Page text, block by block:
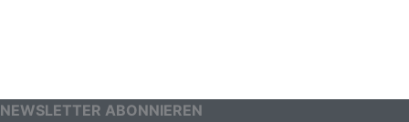
NEWSLETTER ABONNIEREN